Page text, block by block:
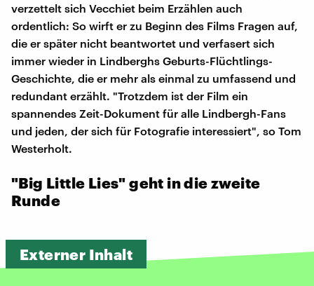
verzettelt sich Vecchiet beim Erzählen auch
ordentlich: So wirft er zu Beginn des Films Fragen auf,
die er später nicht beantwortet und verfasert sich
immer wieder in Lindberghs Geburts-Flüchtlings-
Geschichte, die er mehr als einmal zu umfassend und
redundant erzählt. "Trotzdem ist der Film ein
spannendes Zeit-Dokument für alle Lindbergh-Fans
und jeden, der sich für Fotografie interessiert", so Tom
Westerholt.
"Big Little Lies" geht in die zweite
Runde
Externer Inhalt